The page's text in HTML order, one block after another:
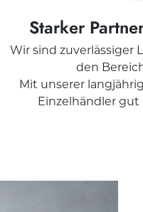
Starker
Wir sind zuverlässiger
den
Mit unserer
Einzelhändler